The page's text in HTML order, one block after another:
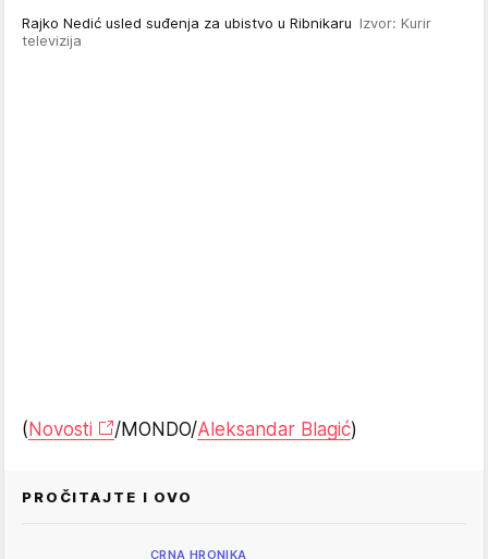
Rajko Nedić usled suđenja za ubistvo u Ribnikaru Izvor: Kurir
televizija
( Novosti /MONDO/Aleksandar Blagić)
PROČITAJTE I OVO
CRNA HRONIKA